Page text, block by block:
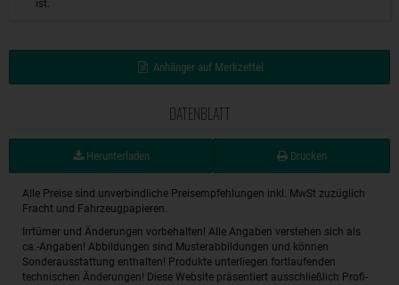
ist.
Anhänger auf Merkzettel
DATENBLATT
Herunterladen Drucken
Alle Preise sind unverbindliche Preisempfehlungen inkl. MwSt zuzüglich
Fracht und Fahrzeugpapieren.
Irrtümer und Änderungen vorbehalten! Alle Angaben verstehen sich als
ca.-Angaben! Abbildungen sind Musterabbildungen und können
Sonderausstattung enthalten! Produkte unterliegen fortlaufenden
technischen Änderungen! Diese Website präsentiert ausschließlich Profi-